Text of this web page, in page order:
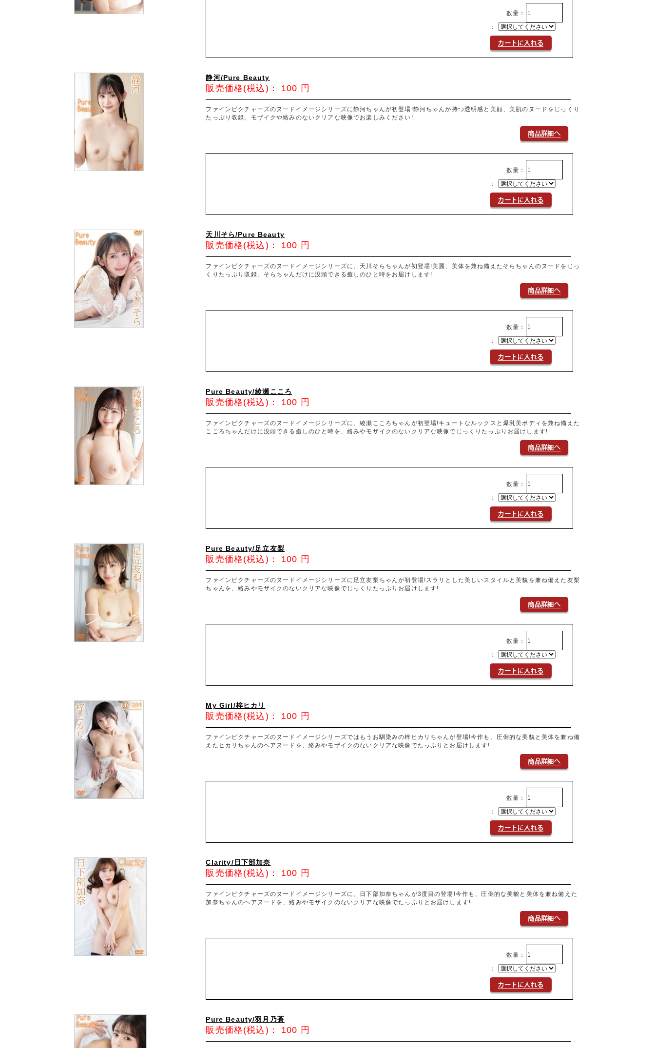
数量：
：
静河/Pure Beauty
販売価格(税込)： 100 円
ファインピクチャーズのヌードイメージシリーズに静河ちゃんが初登場!静河ちゃんが持つ透明感と美顔、美肌のヌードをじっくり
たっぷり収録。モザイクや絡みのないクリアな映像でお楽しみください!
数量：
：
天川そら/Pure Beauty
販売価格(税込)： 100 円
ファインピクチャーズのヌードイメージシリーズに、天川そらちゃんが初登場!美麗、美体を兼ね備えたそらちゃんのヌードをじっ
くりたっぷり収録。そらちゃんだけに没頭できる癒しのひと時をお届けします!
数量：
：
Pure Beauty/綾瀬こころ
販売価格(税込)： 100 円
ファインピクチャーズのヌードイメージシリーズに、綾瀬こころちゃんが初登場!キュートなルックスと爆乳美ボディを兼ね備えた
こころちゃんだけに没頭できる癒しのひと時を、絡みやモザイクのないクリアな映像でじっくりたっぷりお届けします!
数量：
：
Pure Beauty/足立友梨
販売価格(税込)： 100 円
ファインピクチャーズのヌードイメージシリーズに足立友梨ちゃんが初登場!スラリとした美しいスタイルと美貌を兼ね備えた友梨
ちゃんを、絡みやモザイクのないクリアな映像でじっくりたっぷりお届けします!
数量：
：
My Girl/梓ヒカリ
販売価格(税込)： 100 円
ファインピクチャーズのヌードイメージシリーズではもうお馴染みの梓ヒカリちゃんが登場!今作も、圧倒的な美貌と美体を兼ね備
えたヒカリちゃんのヘアヌードを、絡みやモザイクのないクリアな映像でたっぷりとお届けします!
数量：
：
Clarity/日下部加奈
販売価格(税込)： 100 円
ファインピクチャーズのヌードイメージシリーズに、日下部加奈ちゃんが3度目の登場!今作も、圧倒的な美貌と美体を兼ね備えた
加奈ちゃんのヘアヌードを、絡みやモザイクのないクリアな映像でたっぷりとお届けします!
数量：
：
Pure Beauty/羽月乃蒼
販売価格(税込)： 100 円